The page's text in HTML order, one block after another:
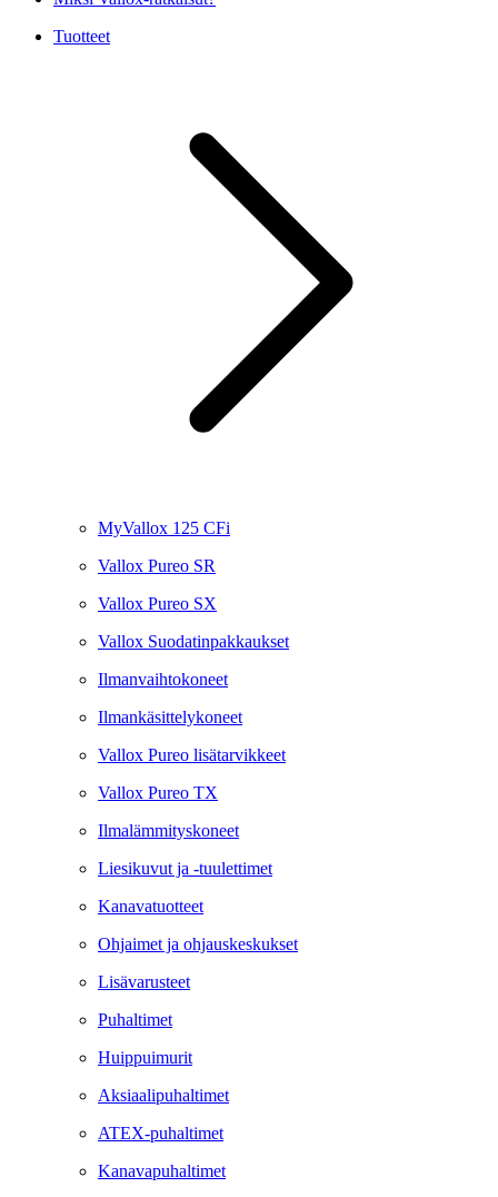
Tuotteet
MyVallox 125 CFi
Vallox Pureo SR
Vallox Pureo SX
Vallox Suodatinpakkaukset
Ilmanvaihtokoneet
Ilmankäsittelykoneet
Vallox Pureo lisätarvikkeet
Vallox Pureo TX
Ilmalämmityskoneet
Liesikuvut ja -tuulettimet
Kanavatuotteet
Ohjaimet ja ohjauskeskukset
Lisävarusteet
Puhaltimet
Huippuimurit
Aksiaalipuhaltimet
ATEX-puhaltimet
Kanavapuhaltimet